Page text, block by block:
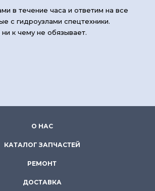
в течение часа и ответим на все
с гидроузлами спецтехники.
к чему не обязывает.
О НАС
КАТАЛОГ ЗАПЧАСТЕЙ
РЕМОНТ
ДОСТАВКА